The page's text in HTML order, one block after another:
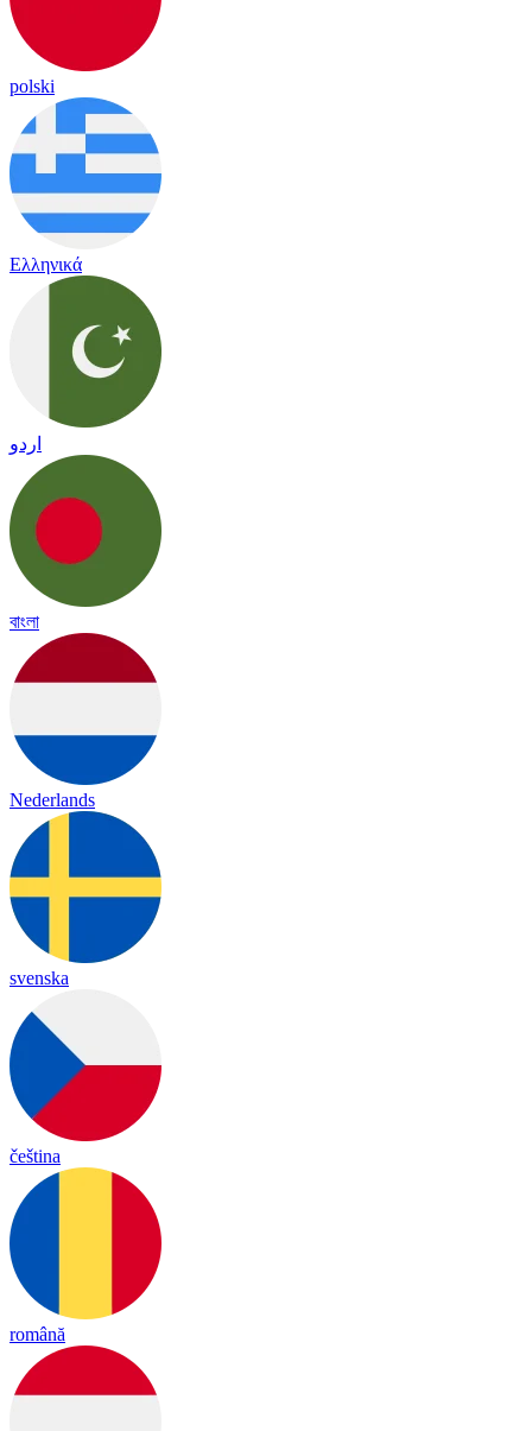
polski
Ελληνικά
اردو
বাংলা
Nederlands
svenska
čeština
română